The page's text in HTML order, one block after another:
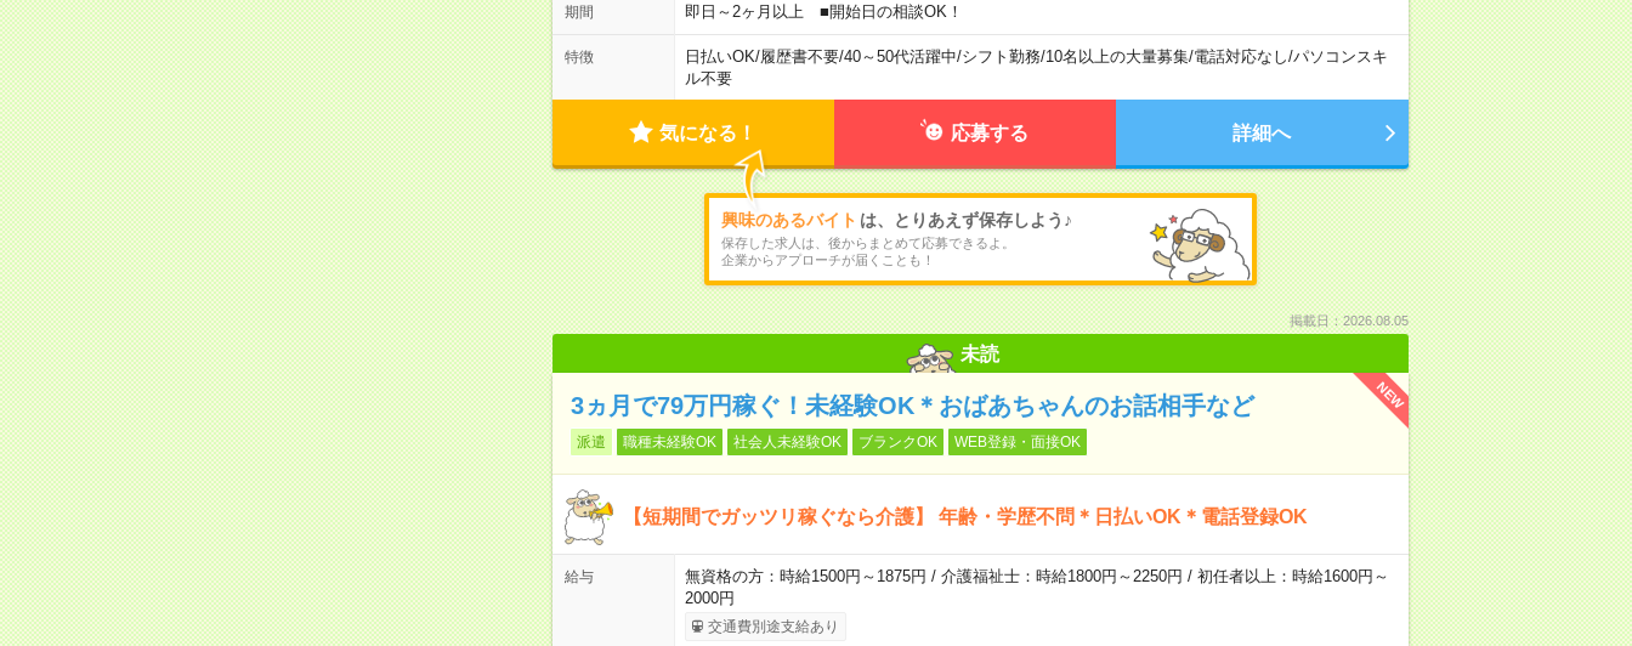
期間 即日～2ヶ月以上 ■開始日の相談OK！
特徴 日払いOK/履歴書不要/40～50代活躍中/シフト勤務/10名以上の大量募集/電話対応なし/パソコンスキ
ル不要
気になる！ 応募する 詳細へ
興味のあるバイト は、とりあえず保存しよう♪
保存した求人は、後からまとめて応募できるよ。
企業からアプローチが届くことも！
掲載日：2026.08.05
未読
NEW
3ヵ月で79万円稼ぐ！未経験OK＊おばあちゃんのお話相手など
派遣 職種未経験OK 社会人未経験OK ブランクOK WEB登録・面接OK
【短期間でガッツリ稼ぐなら介護】 年齢・学歴不問＊日払いOK＊電話登録OK
給与
無資格の方：時給1500円～1875円 / 介護福祉士：時給1800円～2250円 / 初任者以上：時給1600円～
2000円
交通費別途支給あり